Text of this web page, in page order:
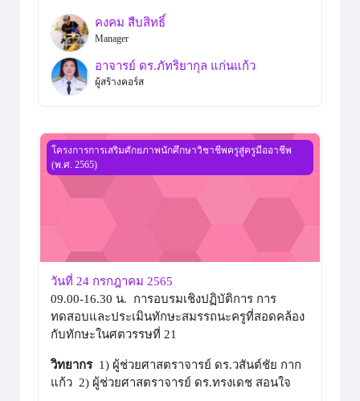
คงคม สืบสิทธิ์
Manager
อาจารย์ ดร.ภัทริยากุล แก่นแก้ว
ผู้สร้างคอร์ส
วันที่ 24 กรกฎาคม 2565
โครงการการเสริมศักยภาพนักศึกษาวิชาชีพครูสู่ครูมืออาชีพ
(พ.ศ. 2565)
วันที่ 24 กรกฎาคม 2565
09.00-16.30 น. การอบรมเชิงปฏิบัติการ การ
ทดสอบและประเมินทักษะสมรรถนะครูที่สอดคล้อง
กับทักษะในศตวรรษที่ 21
วิทยากร 1) ผู้ช่วยศาสตราจารย์ ดร.วสันต์ชัย กาก
แก้ว 2) ผู้ช่วยศาสตราจารย์ ดร.ทรงเดช สอนใจ